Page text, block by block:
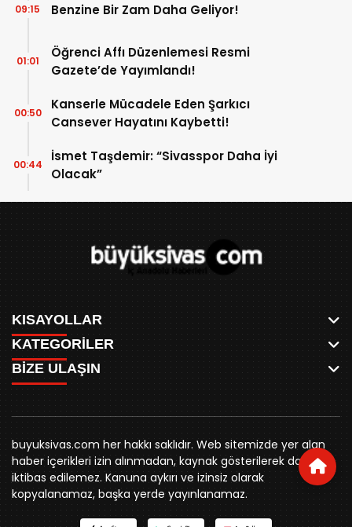
Benzine Bir Zam Daha Geliyor!
09:15
Öğrenci Affı Düzenlemesi Resmi
Gazete’de Yayımlandı!
01:01
Kanserle Mücadele Eden Şarkıcı
Cansever Hayatını Kaybetti!
00:50
İsmet Taşdemir: “Sivasspor Daha İyi
Olacak”
00:44
KISAYOLLAR
ANASAYFA
AKSU CANLI
MEYDAN CANLI
MEDRESELER CANLI
MERAKÜM CANLI
YUKARI TEKKE CANLI
KURUMSAL KİMLİK
REKLAM FİYATLARI
BİZE ULAŞIN
KÜNYE
KATEGORİLER
WHATSAPP
SPOR
SİYASET
BELEDİYE
SİVAS VALİLİĞİ
ÜNİVERSİTE
KURUMLAR
STK
YORUM
BİZE ULAŞIN
0346 221 00 60
buyuksivashaber@gmail.com
Örtülüpınar Mah. İnönü Bulvarı Özkahya Apt. Kat:3 D:7
Sivas
buyuksivas.com her hakkı saklıdır. Web sitemizde yer alan
haber içerikleri izin alınmadan, kaynak gösterilerek dahi
iktibas edilemez. Kanuna aykırı ve izinsiz olarak
kopyalanamaz, başka yerde yayınlanamaz.